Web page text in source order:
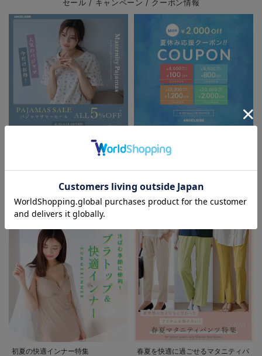
お気に入り商品を確認する
セール / キャンペーン / クーポン情報
パジャマサマーセール全品5%OFF
OFF
FEATURE
マタニティウェア/授乳服/
マタニティ用品に関する特集
初夏の快適インナー特集
春夏を快適に過ごせるマタニティパ